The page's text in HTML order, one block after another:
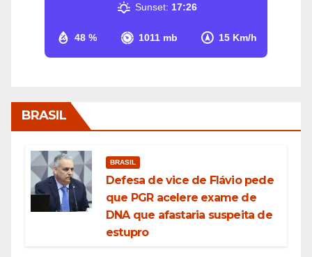
48 % 1011 mb 15 Km/h
Sunset: 17:26
BRASIL
BRASIL
Defesa de vice de Flávio pede
que PGR acelere exame de
DNA que afastaria suspeita de
estupro